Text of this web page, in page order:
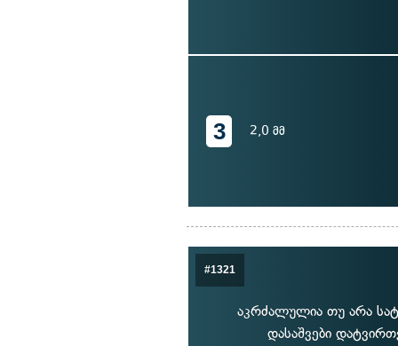
3 2,0 მმ
#1321
აკრძალულია თუ არა
დასაშვები